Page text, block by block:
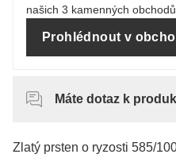
našich 3 kamenných obchodů.
Prohlédnout v
Máte dotaz k
Zlatý prsten o ryzosti 585/